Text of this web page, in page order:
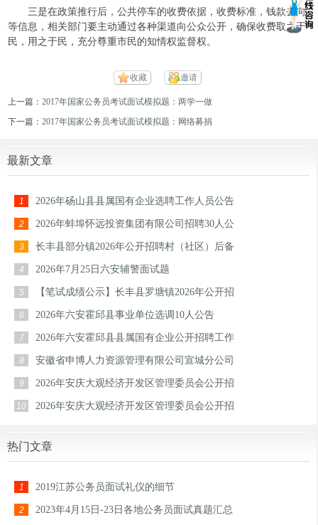
三是在政策推行后，公共停车的收费依据，收费标准，钱款去向
等信息，相关部门要主动通过各种渠道向公众公开，确保收费取之于
民，用之于民，充分尊重市民的知情权监督权。
收藏 邀请
上一篇：2017年国家公务员考试面试模拟题：两学一做
下一篇：2017年国家公务员考试面试模拟题：网络募捐
最新文章
1 2026年砀山县县属国有企业选聘工作人员公告
2 2026年蚌埠怀远投资集团有限公司招聘30人公
3 长丰县部分镇2026年公开招聘村（社区）后备
4 2026年7月25日六安辅警面试题
5 【笔试成绩公示】长丰县罗塘镇2026年公开招
6 2026年六安霍邱县事业单位选调10人公告
7 2026年六安霍邱县县属国有企业公开招聘工作
8 安徽省申博人力资源管理有限公司宣城分公司
9 2026年安庆大观经济开发区管理委员会公开招
10 2026年安庆大观经济开发区管理委员会公开招
热门文章
1 2019江苏公务员面试礼仪的细节
2 2023年4月15日-23日各地公务员面试真题汇总